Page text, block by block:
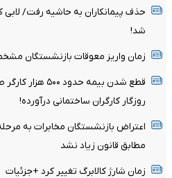
حذف پیمانکاران به حاشیه رفت/
شد!
زمان واریز معوقات بازنشستگان
قطع شدن بیمه
روزگار کارگران ساختمانی درآورده!
اعتراض بازنشستگان مخابرات به
مطابق قانون زیاد نشد
زمان شارژ کالابرگ تغییر کرد +جزئیات